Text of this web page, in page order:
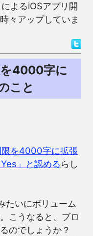
よるiOSアプリ開
々アップしていま
4000字に
こと
を4000字に拡張
」と認める らし
たいにボリューム
こうなると、ブロ
のでしょうか？